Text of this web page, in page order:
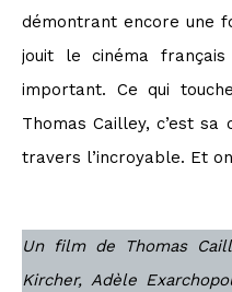
démontrant encore une
jouit le cinéma
important. Ce qui
Thomas Cailley, c’est
travers l’incroyable. Et
Un film de Thomas
Kircher, Adèle